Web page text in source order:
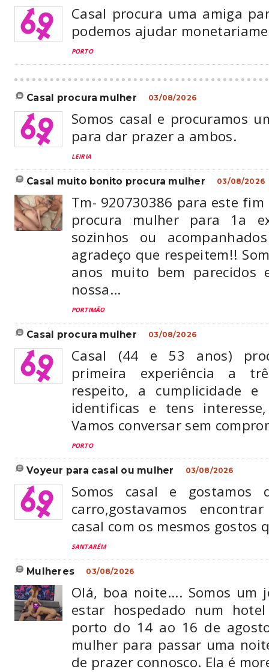
Casal procura uma amiga
podemos ajudar
PORTO
casal procura mulher 03/08/2026
Somos casal e procuramos
para dar prazer a ambos.
LEIRIA
casal muito bonito procura mulher 03/08/2026
Tm- 920730386 para este fim
procura mulher para 1a
sozinhos ou
agradeço que respeitem!!
anos muito bem parecidos
nossa...
PORTIMÃO
casal procura mulher 03/08/2026
Casal (44 e 53 anos)
primeira experiência a
respeito, a cumplicidade
identificas e tens
Vamos conversar sem
PORTO
voyeur para casal ou mulher 03/08/2026
Somos casal e
carro,gostavamos
casal com os mesmos gostos
SANTARÉM
mulheres 03/08/2026
Olá, boa noite.... Somos um
estar hospedado num
porto do 14 ao 16 de
mulher para passar uma
de prazer connosco. Ela é